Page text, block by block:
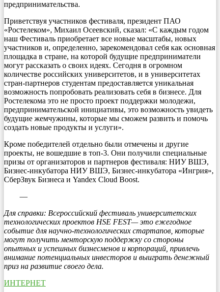
предпринимательства.
Приветствуя участников фестиваля, президент ПАО
«Ростелеком», Михаил Осеевский, сказал: «С каждым годом
наш Фестиваль приобретает все новые масштабы, новых
участников и, определенно, зарекомендовал себя как основная
площадка в стране, на которой будущие предприниматели
могут рассказать о своих идеях. Сегодня в огромном
количестве российских университетов, и в университетах
стран-партнеров студентам предоставляется уникальная
возможность попробовать реализовать себя в бизнесе. Для
Ростелекома это не просто проект поддержки молодежи,
предпринимательской инициативы, это возможность увидеть
будущие жемчужины, которые мы сможем развить и помочь
создать новые продукты и услуги».
Кроме победителей отдельно были отмечены и другие
проекты, не вошедшие в топ-3. Они получили специальные
призы от организаторов и партнеров фестиваля: НИУ ВШЭ,
Бизнес-инкубатора НИУ ВШЭ, Бизнес-инкубатора «Ингрия»,
СберЗвук Бизнеса и Yandex Cloud Boost.
—
Для справки: Всероссийский фестиваль университетских
технологических проектов HSE FEST— это ежегодное
событие для научно-технологических стартапов, которые
могут получить менторскую поддержку со стороны
опытных и успешных бизнесменов и корпораций, привлечь
внимание потенциальных инвесторов и выиграть денежный
приз на развитие своего дела.
ИНТЕРНЕТ